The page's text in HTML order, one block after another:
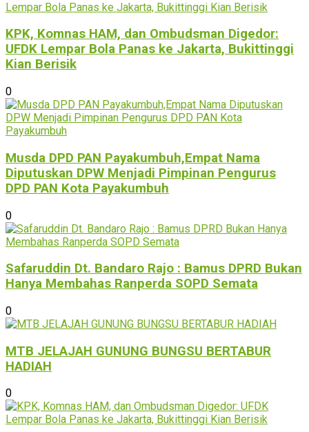
KPK, Komnas HAM, dan Ombudsman Digedor:
UFDK Lempar Bola Panas ke Jakarta, Bukittinggi
Kian Berisik
0
Musda DPD PAN Payakumbuh,Empat Nama
Diputuskan DPW Menjadi Pimpinan Pengurus
DPD PAN Kota Payakumbuh
0
Safaruddin Dt. Bandaro Rajo : Bamus DPRD Bukan
Hanya Membahas Ranperda SOPD Semata
0
MTB JELAJAH GUNUNG BUNGSU BERTABUR
HADIAH
0